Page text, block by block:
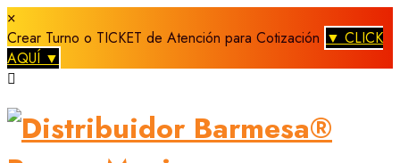
×
Crear Turno o TICKET de Atención para Cotización ▼ CLICK
AQUÍ ▼
